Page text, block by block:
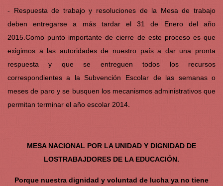
- Respuesta de trabajo y resoluciones de la Mesa de trabajo
deben entregarse a más tardar el 31 de Enero del año
2015.Como punto importante de cierre de este proceso es que
exigimos a las autoridades de nuestro país a dar una pronta
respuesta y que se entreguen todos los recursos
correspondientes a la Subvención Escolar de las semanas o
meses de paro y se busquen los mecanismos administrativos que
permitan terminar el año escolar 2014.
MESA NACIONAL POR LA UNIDAD Y DIGNIDAD DE
LOSTRABAJDORES DE LA EDUCACIÓN.
Porque nuestra dignidad y voluntad de lucha ya no tiene